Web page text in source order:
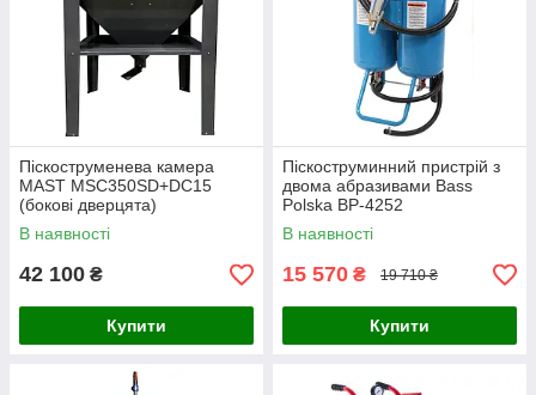
Піскоструменева камера
MAST MSC350SD+DC15
(бокові дверцята)
В наявності
42 100 ₴
Купити
Піскоструминний пристрій з
двома абразивами Bass
Polska BP-4252
В наявності
15 570 ₴ 19 710 ₴
Купити